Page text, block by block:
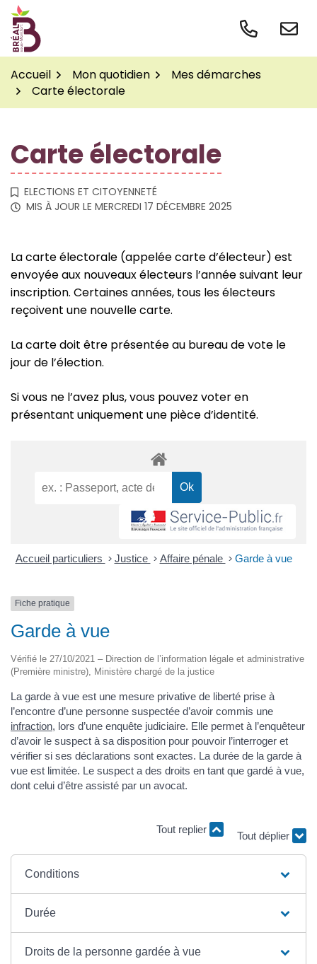
Gestion des traceurs
Aller
contenu
Accueil
Mon quotidien
Mes démarches
Carte électorale
Carte électorale
ELECTIONS ET CITOYENNETÉ
MIS À JOUR LE MERCREDI 17 DÉCEMBRE 2025
La carte électorale (appelée carte d’électeur) est
envoyée aux nouveaux électeurs l’année suivant leur
inscription. Certaines années, tous les électeurs
reçoivent une nouvelle carte.
La carte doit être présentée au bureau de vote le
jour de l’élection.
Si vous ne l’avez plus, vous pouvez voter en
présentant uniquement une pièce d’identité.
Accueil particuliers > Justice > Affaire pénale > Garde à vue
Fiche pratique
Garde à vue
Vérifié le 27/10/2021 – Direction de l’information légale et administrative
(Première ministre), Ministère chargé de la justice
La garde à vue est une mesure privative de liberté prise à
l’encontre d’une personne suspectée d’avoir commis une
infraction, lors d’une enquête judiciaire. Elle permet à l’enquêteur
d’avoir le suspect à sa disposition pour pouvoir l’interroger et
vérifier si ses déclarations sont exactes. La durée de la garde à
vue est limitée. Le suspect a des droits en tant que gardé à vue,
dont celui d’être assisté par un avocat.
Tout replier
Tout déplier
Conditions
Durée
Droits de la personne gardée à vue